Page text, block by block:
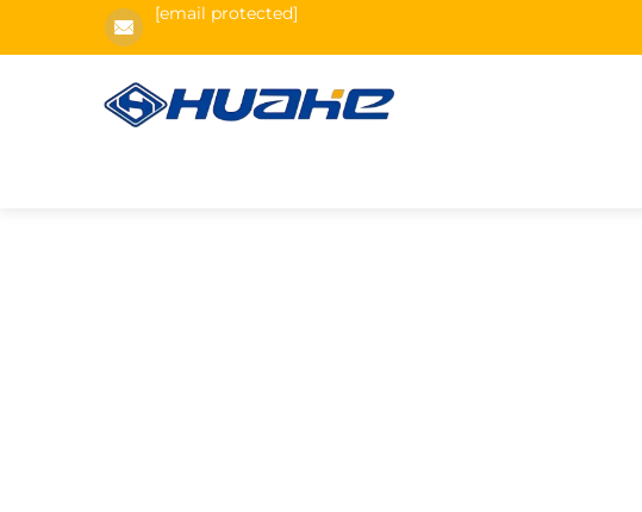
[email protected]